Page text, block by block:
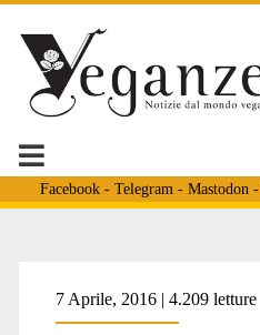
Facebook- Telegram - Mastodon -
Tag:
7 Aprile, 2016 | 4.209 letture